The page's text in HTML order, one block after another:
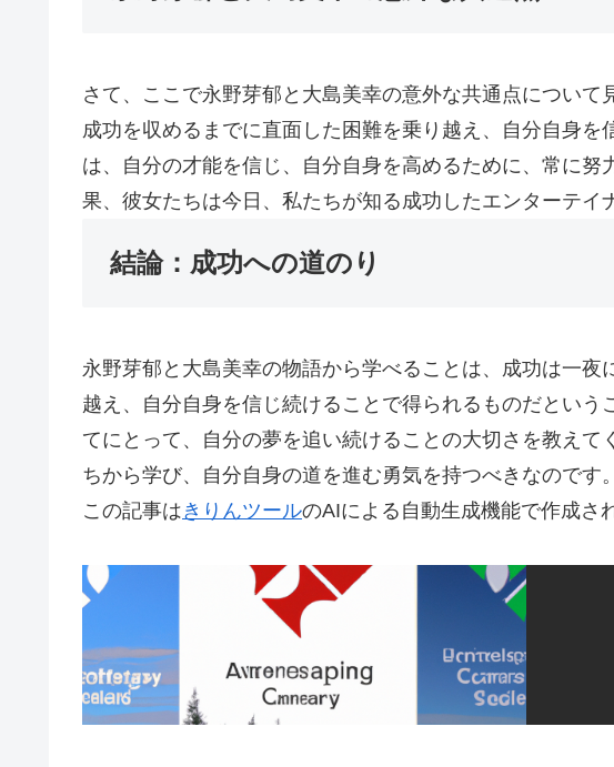
さて、ここで永野芽郁と大島美幸の意外な共通点につい
成功を収めるまでに直面した困難を乗り越え、自分自身を
は、自分の才能を信じ、自分自身を高めるために、常に
果、彼女たちは今日、私たちが知る成功したエンターテイ
結論：成功への道のり
永野芽郁と大島美幸の物語から学べることは、成功は一夜
越え、自分自身を信じ続けることで得られるものだという
てにとって、自分の夢を追い続けることの大切さを教えて
ちから学び、自分自身の道を進む勇気を持つべきなのです。
この記事はきりんツールのAIによる自動生成機能で作成さ